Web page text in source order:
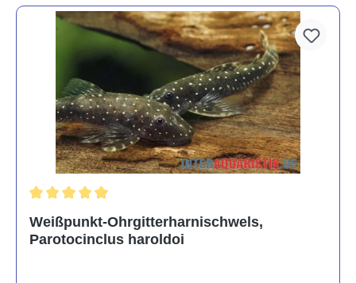
Weißpunkt-Ohrgitterharnischwels,
Parotocinclus haroldoi